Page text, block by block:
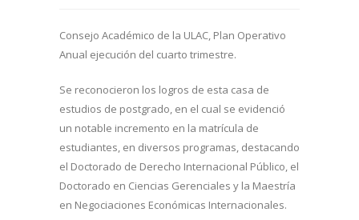
Consejo Académico de la ULAC, Plan Operativo
Anual ejecución del cuarto trimestre.
Se reconocieron los logros de esta casa de
estudios de postgrado, en el cual se evidenció
un notable incremento en la matrícula de
estudiantes, en diversos programas, destacando
el Doctorado de Derecho Internacional Público, el
Doctorado en Ciencias Gerenciales y la Maestría
en Negociaciones Económicas Internacionales.